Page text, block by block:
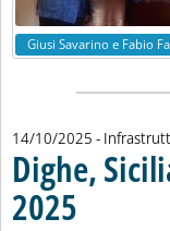
Giusi Savarino e Fabio
14/10/2025 -
Dighe,
2025 . Sottotitolo:
. Pubblicata